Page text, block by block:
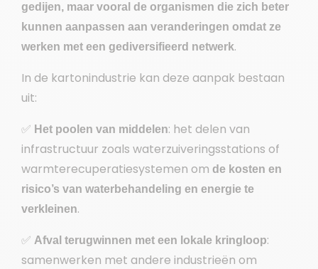
gedijen, maar vooral de organismen die zich beter
kunnen aanpassen aan veranderingen omdat ze
werken met een gediversifieerd netwerk.
In de kartonindustrie kan deze aanpak bestaan
uit:
✅ Het poolen van middelen: het delen van
infrastructuur zoals waterzuiveringsstations of
warmterecuperatiesystemen om de kosten en
risico’s van waterbehandeling en energie te
verkleinen.
✅ Afval terugwinnen met een lokale kringloop:
samenwerken met andere industrieën om